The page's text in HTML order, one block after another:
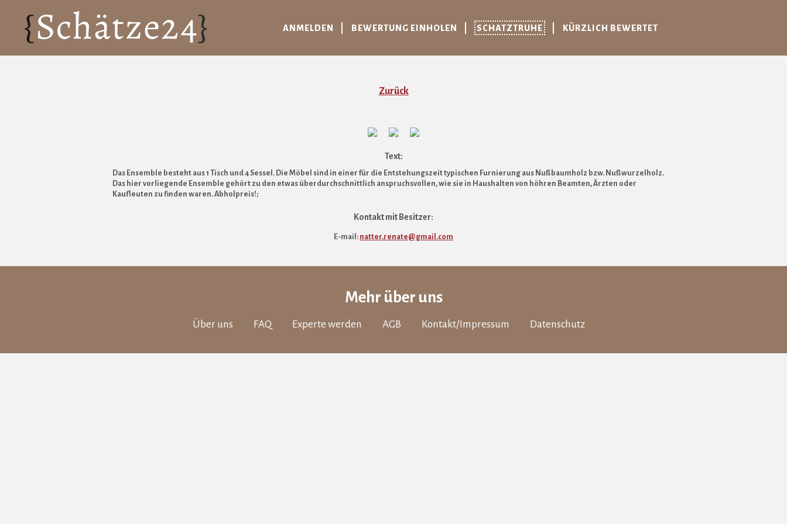
ANMELDEN BEWERTUNG EINHOLEN SCHATZTRUHE KÜRZLICH BEWERTET
Zurück
Text:
Das Ensemble besteht aus 1 Tisch und 4 Sessel. Die Möbel sind in einer für die Entstehungszeit typischen Furnierung aus Nußbaumholz bzw. Nußwurzelholz.
Das hier vorliegende Ensemble gehört zu den etwas überdurchschnittlich anspruchsvollen, wie sie in Haushalten von höhren Beamten, Ärzten oder
Kaufleuten zu finden waren. Abholpreis!;
Kontakt mit Besitzer:
E-mail: natter.renate@gmail.com
Mehr über uns
Über uns FAQ Experte werden AGB Kontakt/Impressum Datenschutz